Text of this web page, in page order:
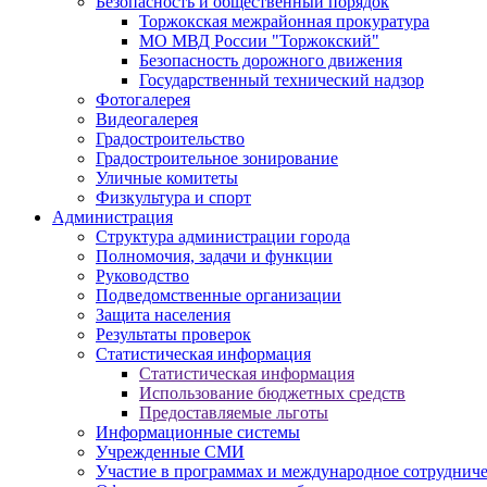
Торжокская межрайонная прокуратура
МО МВД России "Торжокский"
Безопасность дорожного движения
Государственный технический надзор
Фотогалерея
Видеогалерея
Градостроительство
Градостроительное зонирование
Уличные комитеты
Физкультура и спорт
Администрация
Структура администрации города
Полномочия, задачи и функции
Руководство
Подведомственные организации
Защита населения
Результаты проверок
Статистическая информация
Статистическая информация
Использование бюджетных средств
Предоставляемые льготы
Информационные системы
Учрежденные СМИ
Участие в программах и международное